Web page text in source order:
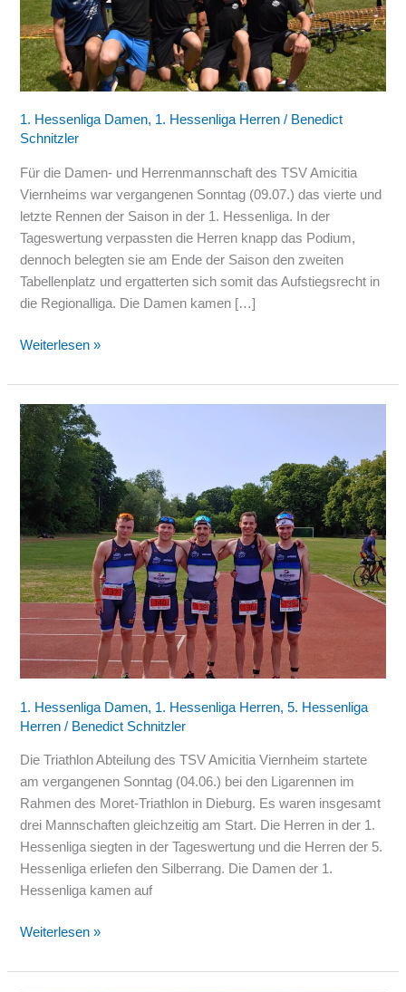
1. Hessenliga Damen, 1. Hessenliga Herren / Benedict
Schnitzler
Für die Damen- und Herrenmannschaft des TSV Amicitia
Viernheims war vergangenen Sonntag (09.07.) das vierte und
letzte Rennen der Saison in der 1. Hessenliga. In der
Tageswertung verpassten die Herren knapp das Podium,
dennoch belegten sie am Ende der Saison den zweiten
Tabellenplatz und ergatterten sich somit das Aufstiegsrecht in
die Regionalliga. Die Damen kamen […]
1.
Hessenliga
Weiterlesen »
1. Hessenliga Damen, 1. Hessenliga Herren,5. Hessenliga
Herren / Benedict Schnitzler
Die Triathlon Abteilung des TSV Amicitia Viernheim startete
am vergangenen Sonntag (04.06.) bei den Ligarennen im
Rahmen des Moret-Triathlon in Dieburg. Es waren insgesamt
drei Mannschaften gleichzeitig am Start. Die Herren in der 1.
Hessenliga siegten in der Tageswertung und die Herren der 5.
Hessenliga erliefen den Silberrang. Die Damen der 1.
Hessenliga kamen auf
Erfolgreiches
Großaufgebot
der
Viernheimer
Triathleten
Ligarennen
Weiterlesen »